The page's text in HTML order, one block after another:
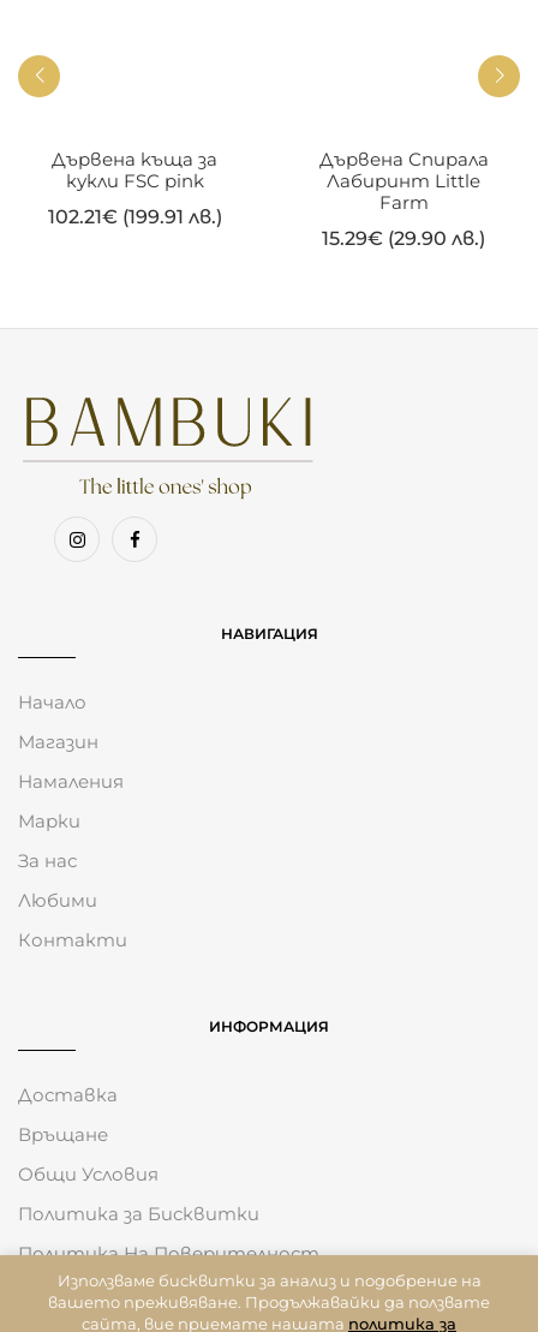
Дървена kъща за
кукли FSC pink
102.21€ (199.91 лв.)
Дървена Спирала
Лабиринт Little
Farm
15.29€ (29.90 лв.)
НАВИГАЦИЯ
Начало
Магазин
Намаления
Марки
За нас
Любими
Контакти
ИНФОРМАЦИЯ
Доставка
Връщане
Общи Условия
Политика за Бисквитки
Политика На Поверителност
Използваме бисквитки за анализ и подобрение на
вашето преживяване. Продължавайки да ползвате
сайта, вие приемате нашата политика за